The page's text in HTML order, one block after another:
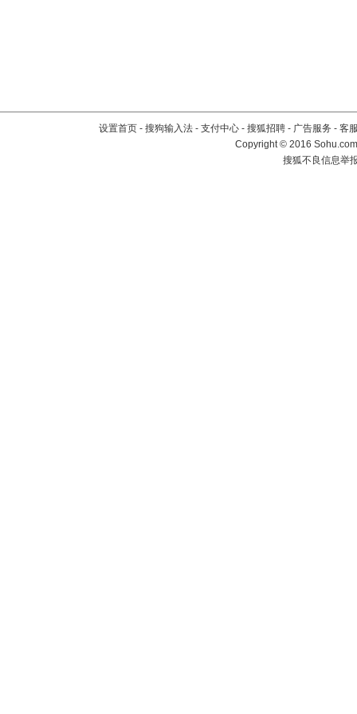
设置首页 - 搜狗输入法 - 支付中心 - 搜狐招聘 - 广告服务 - 客
Copyright©2016
搜狐不良信息举